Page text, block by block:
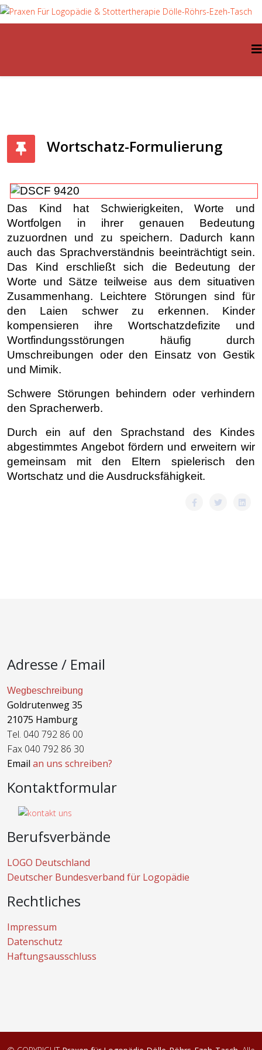
Wortschatz-Formulierung
Das Kind hat Schwierigkeiten, Worte und
Wortfolgen in ihrer genauen Bedeutung
zuzuordnen und zu speichern. Dadurch kann
auch das Sprachverständnis beeinträchtigt sein.
Das Kind erschließt sich die Bedeutung der
Worte und Sätze teilweise aus dem situativen
Zusammenhang. Leichtere Störungen sind für
den Laien schwer zu erkennen. Kinder
kompensieren ihre Wortschatzdefizite und
Wortfindungsstörungen häufig durch
Umschreibungen oder den Einsatz von Gestik
und Mimik.
Schwere Störungen behindern oder verhindern
den Spracherwerb.
Durch ein auf den Sprachstand des Kindes
abgestimmtes Angebot fördern und erweitern wir
gemeinsam mit den Eltern spielerisch den
Wortschatz und die Ausdrucksfähigkeit.
Adresse / Email
Wegbeschreibung
Goldrutenweg 35
21075 Hamburg
Tel. 040 792 86 00
Fax 040 792 86 30
Email an uns schreiben?
Kontaktformular
Berufsverbände
LOGO Deutschland
Deutscher Bundesverband für Logopädie
Rechtliches
Impressum
Datenschutz
Haftungsausschluss